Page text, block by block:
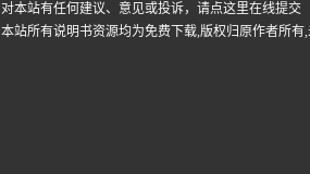
对本站有任何建议、意见或投诉， 请点这里在线提交
本站所有说明书资源均为免费下载,版权归原作者所